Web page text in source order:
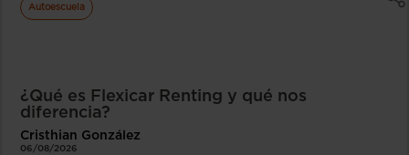
Autoescuela
¿Qué es Flexicar Renting y qué nos
diferencia?
Cristhian González
06/08/2026